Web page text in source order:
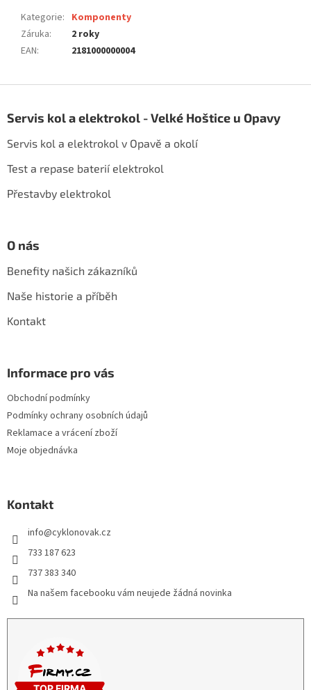
Kategorie: Komponenty
Záruka:
2 roky
EAN: 2181000000004
pServis kol a elektrokol - Velké Hoštice u Opavy
Servis kol a elektrokol v Opavě a okolí
Test a repase baterií elektrokol
Přestavby elektrokol
O nás
Benefity našich zákazníků
Naše historie a příběh
Kontakt
Informace pro vás
Obchodní podmínky
Podmínky ochrany osobních údajů
Reklamace a vrácení zboží
Moje objednávka
Kontakt
info@cyklonovak.cz
733 187 623
737 383 340
Na našem facebooku vám neujede žádná novinka